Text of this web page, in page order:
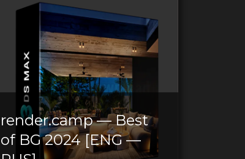
render.camp — Best
of BG 2024 [ENG —